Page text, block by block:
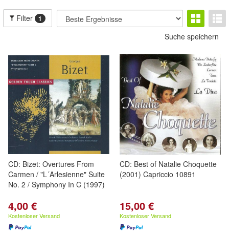
Filter 1
Suche speichern
CD: Bizet: Overtures From
Carmen / "L´Arlesienne" Suite
No. 2 / Symphony In C (1997)
4,00 €
Kostenloser Versand
CD: Best of Natalie Choquette
(2001) Capriccio 10891
15,00 €
Kostenloser Versand